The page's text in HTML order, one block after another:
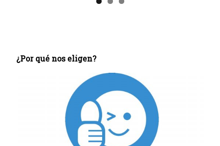
¿Por qué nos eligen?